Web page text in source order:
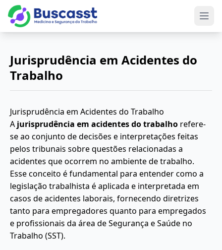
Jurisprudência em Acidentes do
Trabalho
Jurisprudência em Acidentes do Trabalho
A jurisprudência em acidentes do trabalho refere-
se ao conjunto de decisões e interpretações feitas
pelos tribunais sobre questões relacionadas a
acidentes que ocorrem no ambiente de trabalho.
Esse conceito é fundamental para entender como a
legislação trabalhista é aplicada e interpretada em
casos de acidentes laborais, fornecendo diretrizes
tanto para empregadores quanto para empregados
e profissionais da área de Segurança e Saúde no
Trabalho (SST).